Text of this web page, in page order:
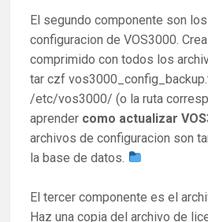
El segundo componente son
configuracion de VOS3000.
comprimido con todos los
tar czf
/etc/vos3000/ (o la ruta
aprender como actualizar
archivos de configuracion son
la base de datos.
El tercer componente es el
Haz una copia del archivo de